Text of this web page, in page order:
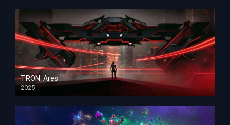
TRON: Ares
2025
HD 1080p